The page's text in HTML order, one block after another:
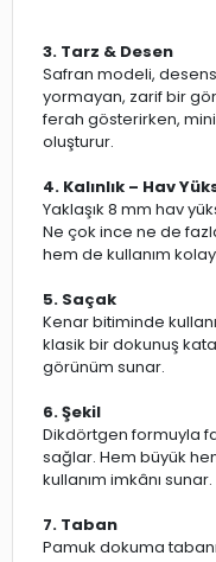
3. Tarz & Desen
Safran modeli,
yormayan, zarif bir
ferah gösterirken,
oluşturur.
4. Kalınlık – Hav
Yaklaşık 8 mm hav
Ne çok ince ne de
hem de kullanım
5. Saçak
Kenar bitiminde
klasik bir dokunuş
görünüm sunar.
6. Şekil
Dikdörtgen formuyla
sağlar. Hem büyük
kullanım imkânı sunar.
7. Taban
Pamuk dokuma